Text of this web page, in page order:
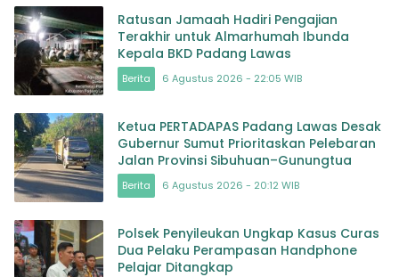
Ratusan Jamaah Hadiri Pengajian
Terakhir untuk Almarhumah Ibunda
Kepala BKD Padang Lawas
Berita 6 Agustus 2026 - 22:05 WIB
Ketua PERTADAPAS Padang Lawas Desak
Gubernur Sumut Prioritaskan Pelebaran
Jalan Provinsi Sibuhuan–Gunungtua
Berita 6 Agustus 2026 - 20:12 WIB
Polsek Penyileukan Ungkap Kasus Curas
Dua Pelaku Perampasan Handphone
Pelajar Ditangkap